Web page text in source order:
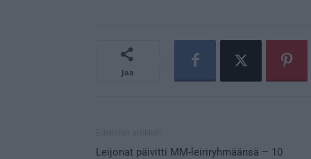
Jaa
Leijonat päivitti MM-leiriryhmäänsä – 10